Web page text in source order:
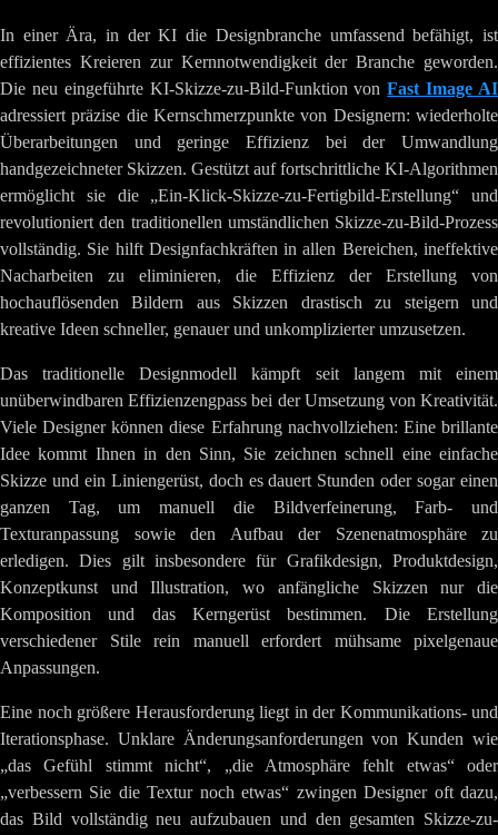
In einer Ära, in der KI die Designbranche umfassend befähigt, ist
effizientes Kreieren zur Kernnotwendigkeit der Branche geworden.
Die neu eingeführte KI-Skizze-zu-Bild-Funktion vonFast Image AI
adressiert präzise die Kernschmerzpunkte von Designern: wiederholte
Überarbeitungen und geringe Effizienz bei der Umwandlung
handgezeichneter Skizzen. Gestützt auf fortschrittliche KI-Algorithmen
ermöglicht sie die „Ein-Klick-Skizze-zu-Fertigbild-Erstellung“ und
revolutioniert den traditionellen umständlichen Skizze-zu-Bild-Prozess
vollständig. Sie hilft Designfachkräften in allen Bereichen, ineffektive
Nacharbeiten zu eliminieren, die Effizienz der Erstellung von
hochauflösenden Bildern aus Skizzen drastisch zu steigern und
kreative Ideen schneller, genauer und unkomplizierter umzusetzen.
Das traditionelle Designmodell kämpft seit langem mit einem
unüberwindbaren Effizienzengpass bei der Umsetzung von Kreativität.
Viele Designer können diese Erfahrung nachvollziehen: Eine brillante
Idee kommt Ihnen in den Sinn, Sie zeichnen schnell eine einfache
Skizze und ein Liniengerüst, doch es dauert Stunden oder sogar einen
ganzen Tag, um manuell die Bildverfeinerung, Farb- und
Texturanpassung sowie den Aufbau der Szenenatmosphäre zu
erledigen. Dies gilt insbesondere für Grafikdesign, Produktdesign,
Konzeptkunst und Illustration, wo anfängliche Skizzen nur die
Komposition und das Kerngerüst bestimmen. Die Erstellung
verschiedener Stile rein manuell erfordert mühsame pixelgenaue
Anpassungen.
Eine noch größere Herausforderung liegt in der Kommunikations- und
Iterationsphase. Unklare Änderungsanforderungen von Kunden wie
„das Gefühl stimmt nicht“, „die Atmosphäre fehlt etwas“ oder
„verbessern Sie die Textur noch etwas“ zwingen Designer oft dazu,
das Bild vollständig neu aufzubauen und den gesamten Skizze-zu-